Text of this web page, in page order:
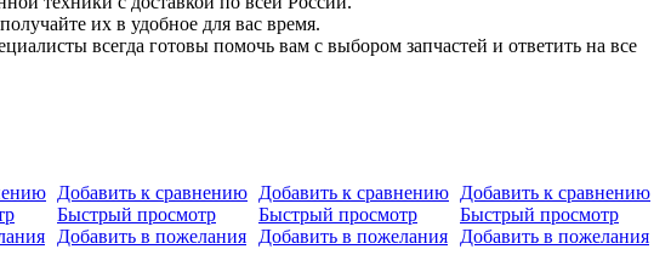
их в удобное для вас время.
всегда готовы помочь вам с выбором запчастей и ответить на все
Добавить к сравнению
Быстрый просмотр
Добавить в пожелания
Добавить к сравнению
Быстрый просмотр
Добавить в пожелания
Добавить к сравнению
Быстрый просмотр
Добавить в пожелания